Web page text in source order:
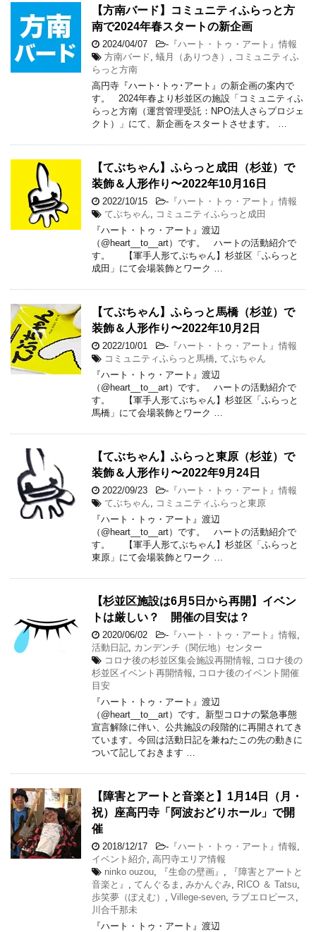
【方南バード】コミュニティふらっと方
南で2024年春スタートの新企画
2024/04/07 - 『ハート・トゥ・アート』情報
方南バード 蟻月（ありつき）
コミュニティふ
らっと方南
高円寺『ハート･トゥ･アート』の新企画の案内で
す。 2024年春より杉並区の施設「コミュニティふ
らっと方南（運営管理受託：NPO法人さらプロジェ
クト）」にて、新企画をスタートさせます。 …
【てぶちゃん】ふらっと成田（杉並）で
装飾＆人形作り〜2022年10月16日
2022/10/15 - 『ハート・トゥ・アート』情報
てぶちゃん
コミュニティふらっと成田
『ハート・トゥ・アート』渡辺
（@heart__to__art）です。 ハートの活動紹介で
す。 【軍手人形てぶちゃん】杉並区「ふらっと
成田」にて会場装飾とワーク …
【てぶちゃん】ふらっと馬橋（杉並）で
装飾＆人形作り〜2022年10月2日
2022/10/01 - 『ハート・トゥ・アート』情報
コミュニティふらっと馬橋 てぶちゃん
『ハート・トゥ・アート』渡辺
（@heart__to__art）です。 ハートの活動紹介で
す。 【軍手人形てぶちゃん】杉並区「ふらっと
馬橋」にて会場装飾とワーク …
【てぶちゃん】ふらっと東原（杉並）で
装飾＆人形作り〜2022年9月24日
2022/09/23 - 『ハート・トゥ・アート』情報
てぶちゃん
コミュニティふらっと東原
『ハート・トゥ・アート』渡辺
（@heart__to__art）です。 ハートの活動紹介で
す。 【軍手人形てぶちゃん】杉並区「ふらっと
東原」にて会場装飾とワーク …
【杉並区施設は6月5日から再開】イベン
トは厳しい？ 開催の目安は？
2020/06/02 - 『ハート・トゥ・アート』情報
活動日記
カンデンチ（関伝地）センター
コロナ後の杉並区集会施設再開情報
コロナ後の
杉並区イベント再開情報
コロナ後のイベント開催
目安
『ハート・トゥ・アート』渡辺
（@heart__to__art）です。新型コロナの緊急事態
宣言解除に伴い、公共施設の段階的に再開されてき
ています。今回は活動日記を兼ねたこの先の動きに
ついて記しておきます …
【障害とアートと音楽と】1月14日（月・
祝）座高円寺「阿波おどりホール」で開
催
2018/12/17 - 『ハート・トゥ・アート』情報
イベント紹介 高円寺エリア情報
ninko ouzou
『生命の壁画』
『障害とアートと
音楽と』
てんぐるま みかんぐみ RICO ＆ Tatsu
歩笑夢（ぽえむ）
Villege-seven ラブエロピース
川合千那未
『ハート・トゥ・アート』渡辺